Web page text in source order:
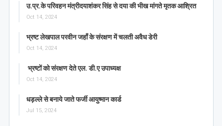
उ.प्र.के परिवहन मंत्रीदयाशंकर सिंह से दया की भीख मांगते मृतक आश्रित
Oct 14, 2024
भ्रष्ट लेखपाल परवीन जहाँ के संरक्षण में चलती अवैध डेरी
Oct 14, 2024
भ्रष्टों को संरक्षण देते एल. डी.ए उपाध्यक्ष
Oct 14, 2024
धड़ल्ले से बनाये जाते फर्जी आयुष्मान कार्ड
Jul 15, 2024